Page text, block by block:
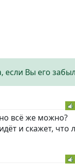
если Вы его
всё же можно?
и скажет, что